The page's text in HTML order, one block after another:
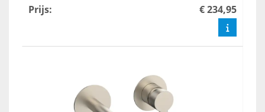
Prijs: € 234,95